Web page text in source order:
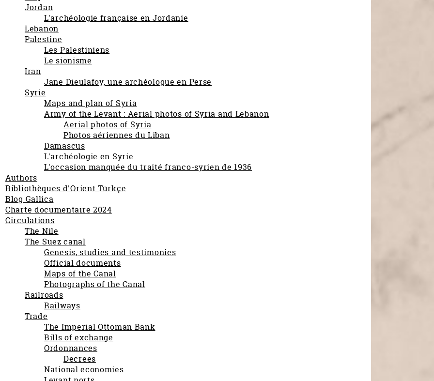
Jordan
L'archéologie française en Jordanie
Lebanon
Palestine
Les Palestiniens
Le sionisme
Iran
Jane Dieulafoy, une archéologue en Perse
Syrie
Maps and plan of Syria
Army of the Levant : Aerial photos of Syria and Lebanon
Aerial photos of Syria
Photos aériennes du Liban
Damascus
L'archéologie en Syrie
L'occasion manquée du traité franco-syrien de 1936
Authors
Bibliothèques d'Orient Türkçe
Blog Gallica
Charte documentaire 2024
Circulations
The Nile
The Suez canal
Genesis, studies and testimonies
Official documents
Maps of the Canal
Photographs of the Canal
Railroads
Railways
Trade
The Imperial Ottoman Bank
Bills of exchange
Ordonnances
Decrees
National economies